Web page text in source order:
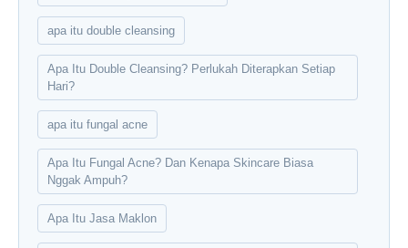
apa itu double cleansing
Apa Itu Double Cleansing? Perlukah Diterapkan Setiap
Hari?
apa itu fungal acne
Apa Itu Fungal Acne? Dan Kenapa Skincare Biasa
Nggak Ampuh?
Apa Itu Jasa Maklon